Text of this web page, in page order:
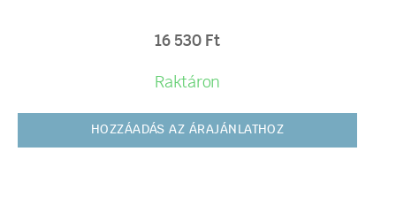
16 530 Ft
Raktáron
HOZZÁADÁS AZ ÁRAJÁNLATHOZ